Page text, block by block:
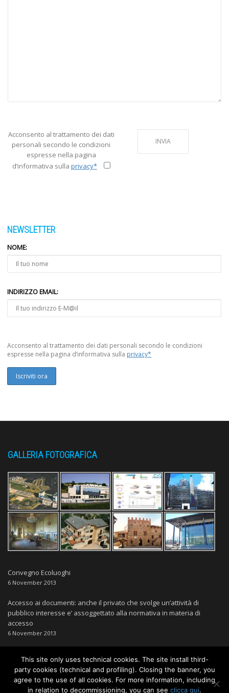
Acconsento al trattamento dei dati
personali secondo le condizioni
espresse nella pagina
d’informativa sulla privacy*
NEWSLETTER
NOME:
INDIRIZZO EMAIL:
Acconsento al trattamento dei dati personali secondo le condizioni
espresse nella pagina d’informativa sulla privacy*
GALLERIA FOTOGRAFICA
Convegno Ecoluoghi
6 November 2013
Accesso ai documenti: anche il privato che svolge un’attività di
pubblico interesse e’ assoggettato alla normativa in materia di
accesso
6 November 2013
This site only uses technical cookies. The site install third-
party cookies (technical and profiling). Closing the banner, you
agree to the use of all cookies. For more information, including
in relation to decommissioning, you can see clicca qui.